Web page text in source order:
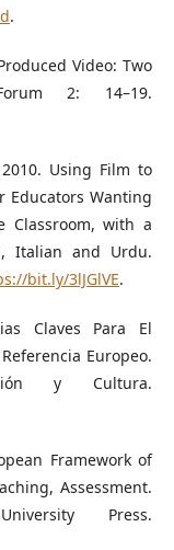
.
Video: Two
2: 14–19.
Using Film to
Educators Wanting
Classroom, with a
Italian and Urdu.
bit.ly/3lJGlVE.
Claves Para El
Europeo.
y Cultura.
Framework of
Assessment.
Press.